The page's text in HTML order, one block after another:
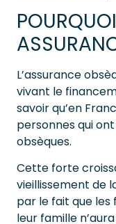
L’assurance
vivant le
savoir qu’en
personnes qui
obsèques.
Cette forte
vieillissement de
par le fait que les
leur famille